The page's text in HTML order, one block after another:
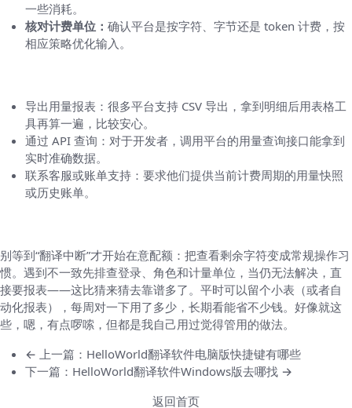
一些消耗。
核对计费单位： 确认平台是按字符、字节还是 token 计费，按
相应策略优化输入。
导出用量报表：很多平台支持 CSV 导出，拿到明细后用表格工
具再算一遍，比较安心。
通过 API 查询：对于开发者，调用平台的用量查询接口能拿到
实时准确数据。
联系客服或账单支持：要求他们提供当前计费周期的用量快照
或历史账单。
别等到“翻译中断”才开始在意配额：把查看剩余字符变成常规操作习
惯。遇到不一致先排查登录、角色和计量单位，当仍无法解决，直
接要报表——这比猜来猜去靠谱多了。平时可以留个小表（或者自
动化报表），每周对一下用了多少，长期看能省不少钱。好像就这
些，嗯，有点啰嗦，但都是我自己用过觉得管用的做法。
← 上一篇：HelloWorld翻译软件电脑版快捷键有哪些
下一篇：HelloWorld翻译软件Windows版去哪找 →
返回首页